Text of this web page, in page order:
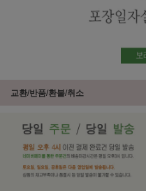
교환/반품/환불/취소